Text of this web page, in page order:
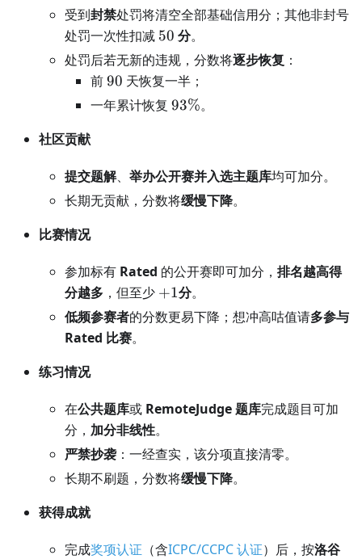
受到封禁处罚将清空全部基础信用分；其他非封号
处罚一次性扣减 50
50 分。
处罚后若无新的违规，分数将逐步恢复 ：
前90
90 天恢复一半；
一年累计恢复 93\%
93%。
社区贡献
提交题解、 举办公开赛并入选主题库均可加分。
长期无贡献，分数将缓慢下降。
比赛情况
参加标有 Rated 的公开赛即可加分， 排名越高得
分越多 ，但至少 +1
+1分。
低频参赛者的分数更易下降；想冲高咕值请多参与
Rated 比赛。
练习情况
在公共题库或 RemoteJudge 题库完成题目可加
分， 加分非线性。
严禁抄袭：一经查实，该分项直接清零。
长期不刷题，分数将缓慢下降。
获得成就
完成奖项认证 （含ICPC/CCPC 认证）后，按洛谷